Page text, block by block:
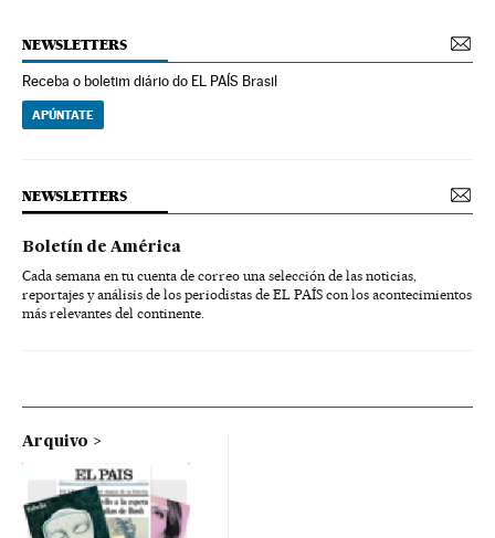
NEWSLETTERS
Receba o boletim diário do EL PAÍS Brasil
APÚNTATE
NEWSLETTERS
Boletín de América
Cada semana en tu cuenta de correo una selección de las noticias,
reportajes y análisis de los periodistas de EL PAÍS con los acontecimientos
más relevantes del continente.
Arquivo